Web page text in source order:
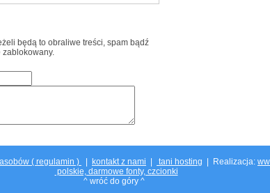
będą to obraliwe treści, spam bądź
( regulamin ) kontakt z nami tani hosting | Realizacja:
polskie, darmowe fonty, czcionki
^ wróć do góry ^